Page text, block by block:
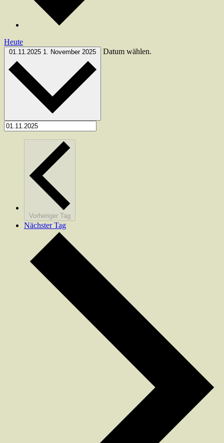
Heute
01.11.2025 1. November 2025 Datum wählen.
Vorheriger Tag
Nächster Tag